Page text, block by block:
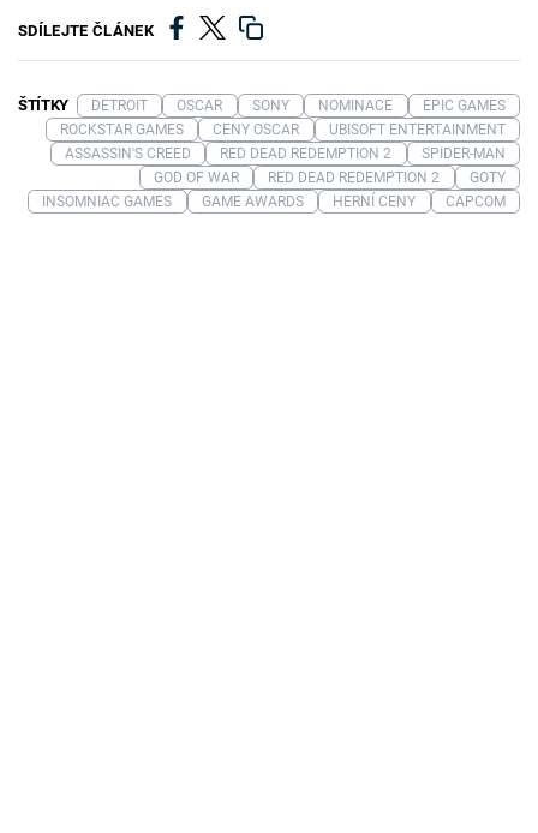
SDÍLEJTE ČLÁNEK
ŠTÍTKY DETROIT OSCAR SONY NOMINACE
EPIC GAMES
ROCKSTAR GAMES
CENY OSCAR
UBISOFT ENTERTAINMENT
ASSASSIN'S CREED
RED DEAD REDEMPTION 2
SPIDER-MAN
GOD OF WAR
RED DEAD REDEMPTION 2
GOTY
INSOMNIAC GAMES
GAME AWARDS HERNÍ CENY CAPCOM